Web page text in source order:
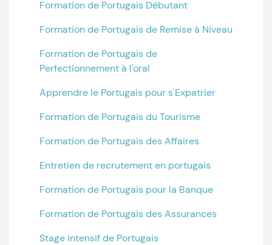
Formation de Portugais Débutant
Formation de Portugais de Remise à Niveau
Formation de Portugais de
Perfectionnement à l'oral
Apprendre le Portugais pour s'Expatrier
Formation de Portugais du Tourisme
Formation de Portugais des Affaires
Entretien de recrutement en portugais
Formation de Portugais pour la Banque
Formation de Portugais des Assurances
Stage intensif de Portugais